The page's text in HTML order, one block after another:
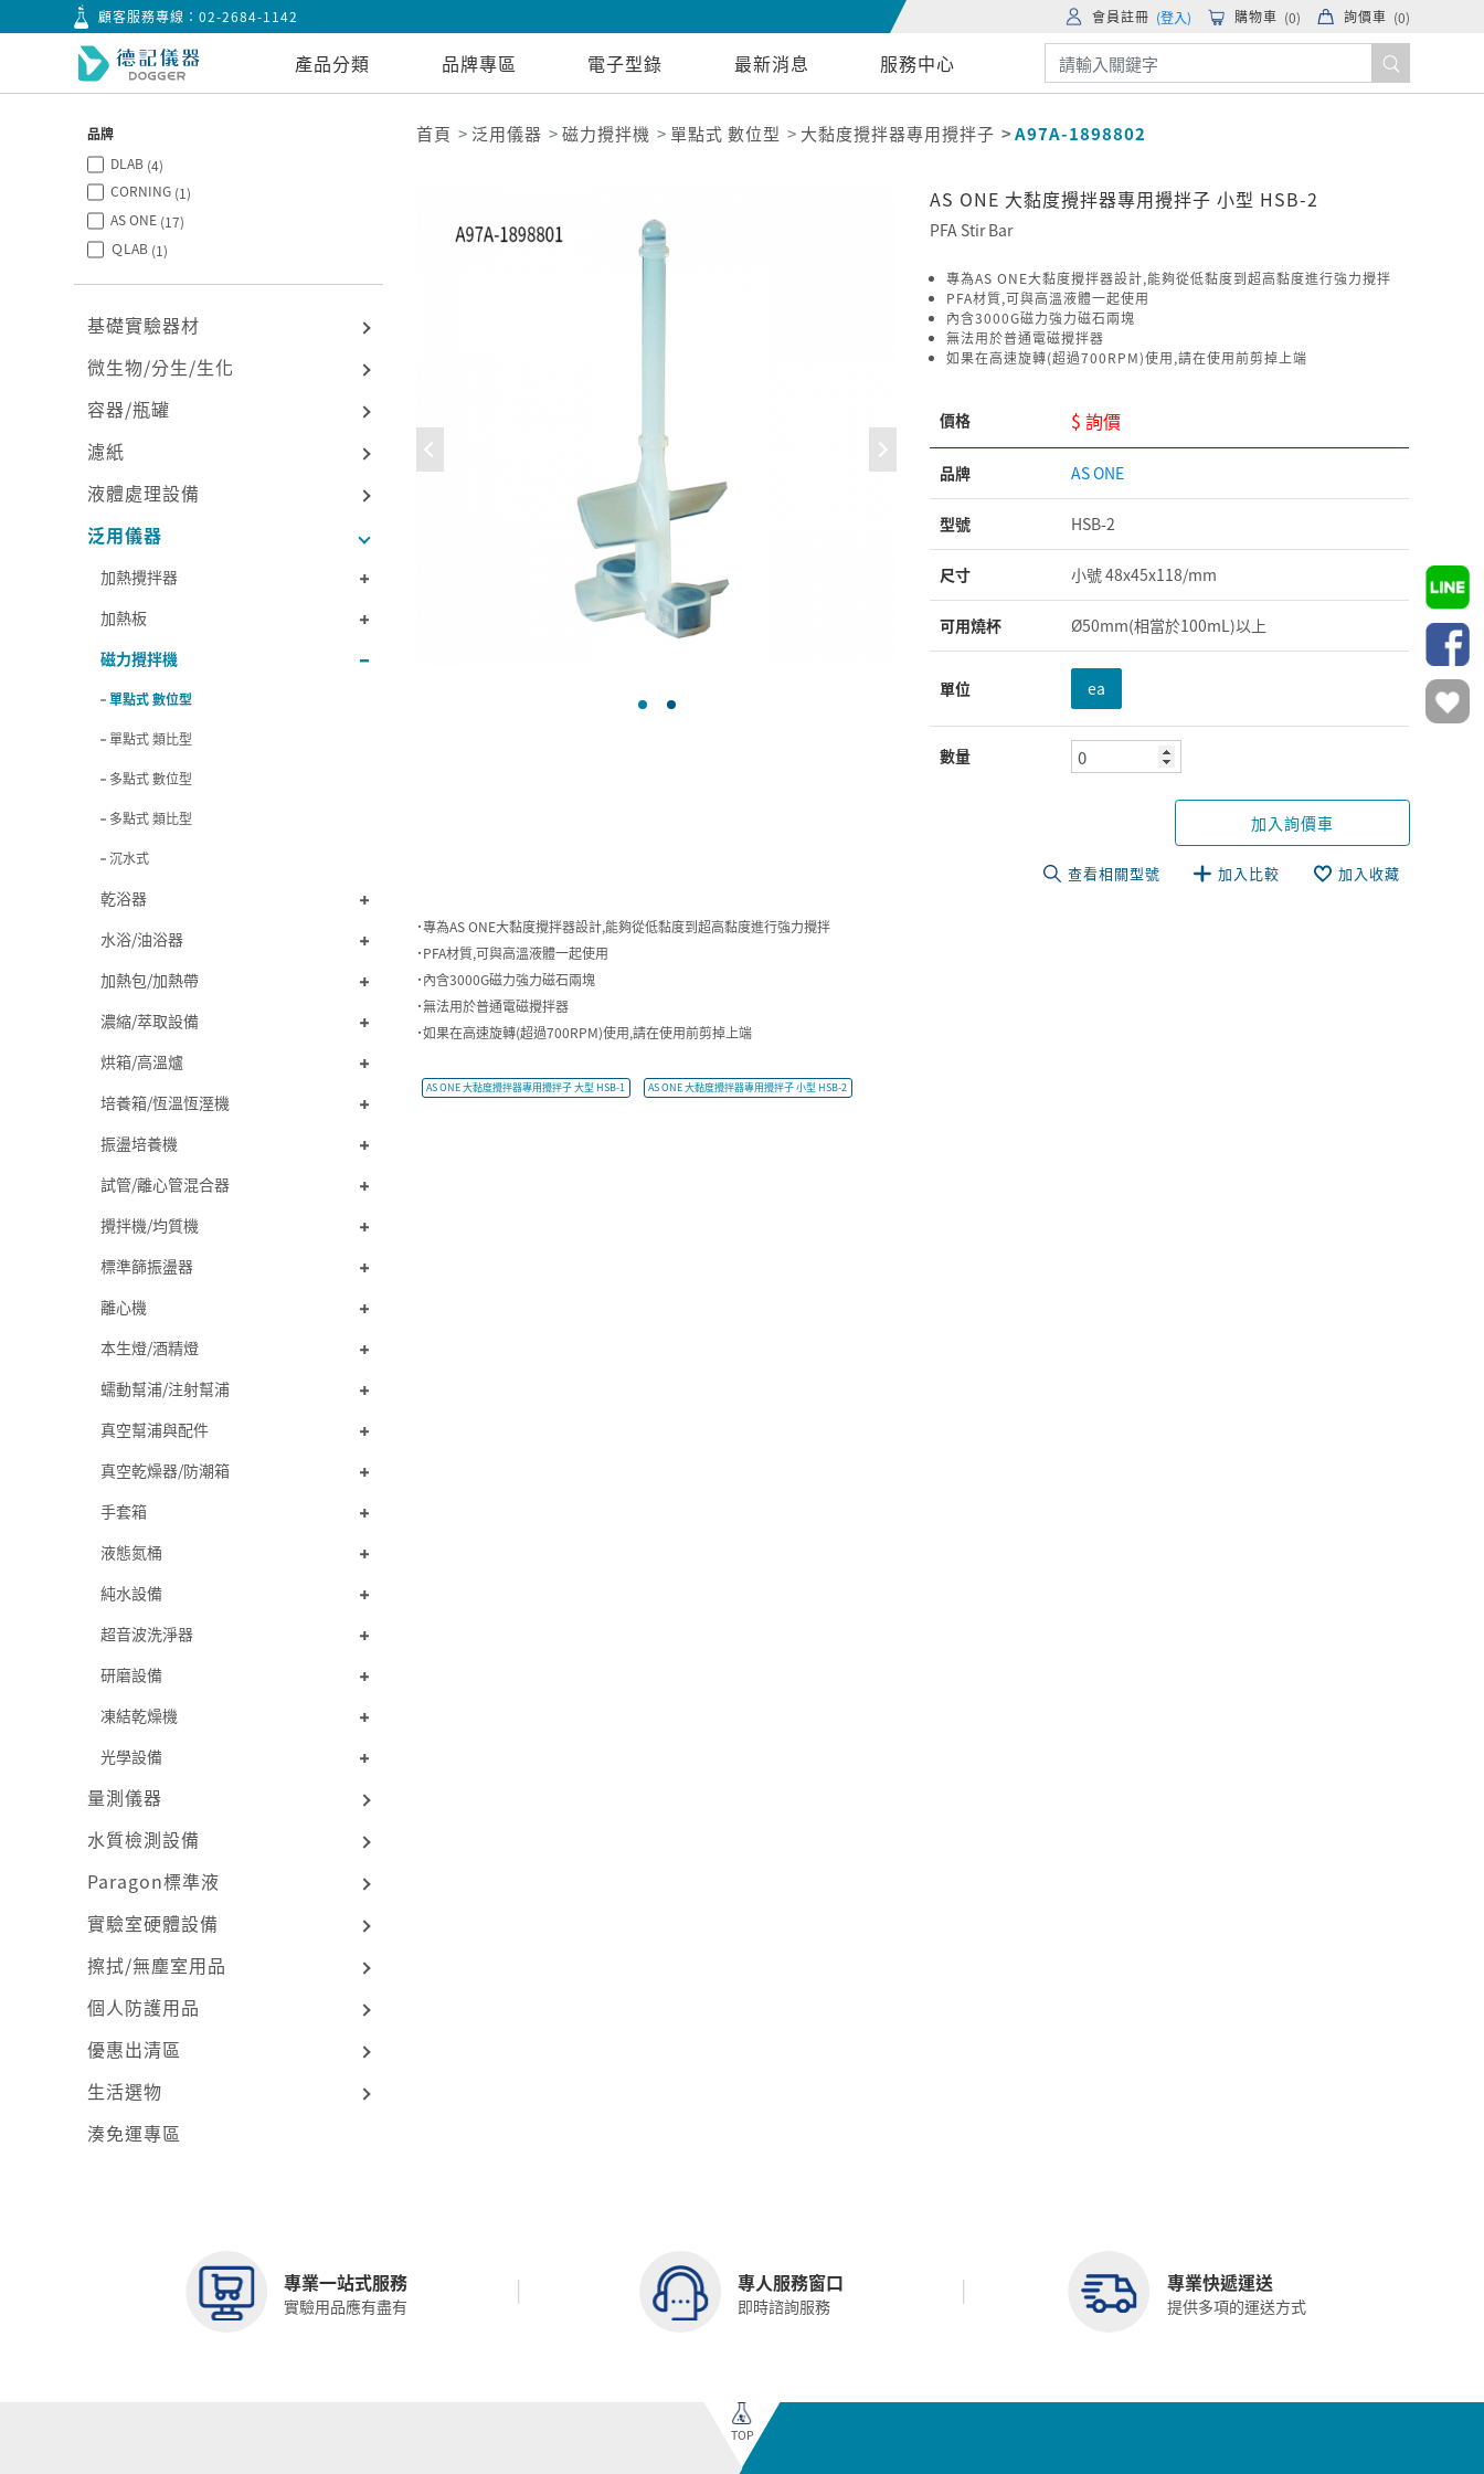
顧客服務專線：02-2684-1142 會員註冊 (登入) 購物車 (0) 詢價車 (0)
產品分類 品牌專區 電子型錄 最新消息 服務中心
品牌
DLAB (4)
CORNING (1)
AS ONE (17)
ＱLAB (1)
基礎實驗器材
微生物/分生/生化
容器/瓶罐
濾紙
液體處理設備
泛用儀器
加熱攪拌器
加熱板
磁力攪拌機
單點式 數位型
單點式 類比型
多點式 數位型
多點式 類比型
沉水式
乾浴器
水浴/油浴器
加熱包/加熱帶
濃縮/萃取設備
烘箱/高溫爐
培養箱/恆溫恆溼機
振盪培養機
試管/離心管混合器
攪拌機/均質機
標準篩振盪器
離心機
本生燈/酒精燈
蠕動幫浦/注射幫浦
真空幫浦與配件
真空乾燥器/防潮箱
手套箱
液態氮桶
純水設備
超音波洗淨器
研磨設備
凍結乾燥機
光學設備
量測儀器
水質檢測設備
Paragon標準液
實驗室硬體設備
擦拭/無塵室用品
個人防護用品
優惠出清區
生活選物
湊免運專區
首頁 泛用儀器 磁力攪拌機 單點式 數位型 大黏度攪拌器專用攪拌子 A97A-1898802
AS ONE 大黏度攪拌器專用攪拌子 小型 HSB-2
PFA Stir Bar
專為AS ONE大黏度攪拌器設計,能夠從低黏度到超高黏度進行強力攪拌
PFA材質,可與高溫液體一起使用
內含3000G磁力強力磁石兩塊
無法用於普通電磁攪拌器
如果在高速旋轉(超過700RPM)使用,請在使用前剪掉上端
價格 $ 詢價
品牌 AS ONE
型號 HSB-2
尺寸 小號 48x45x118/mm
可用燒杯 Ø50mm(相當於100mL)以上
單位 ea
數量
加入詢價車
查看相關型號 加入比較 加入收藏
˙專為AS ONE大黏度攪拌器設計,能夠從低黏度到超高黏度進行強力攪拌
˙PFA材質,可與高溫液體一起使用
˙內含3000G磁力強力磁石兩塊
˙無法用於普通電磁攪拌器
˙如果在高速旋轉(超過700RPM)使用,請在使用前剪掉上端
AS ONE 大黏度攪拌器專用攪拌子 大型 HSB-1 AS ONE 大黏度攪拌器專用攪拌子 小型 HSB-2
專業一站式服務
實驗用品應有盡有
專人服務窗口
即時諮詢服務
專業快遞運送
提供多項的運送方式
TOP